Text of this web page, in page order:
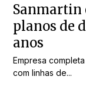
Sanmartin
planos de
anos
Empresa
com linhas de...